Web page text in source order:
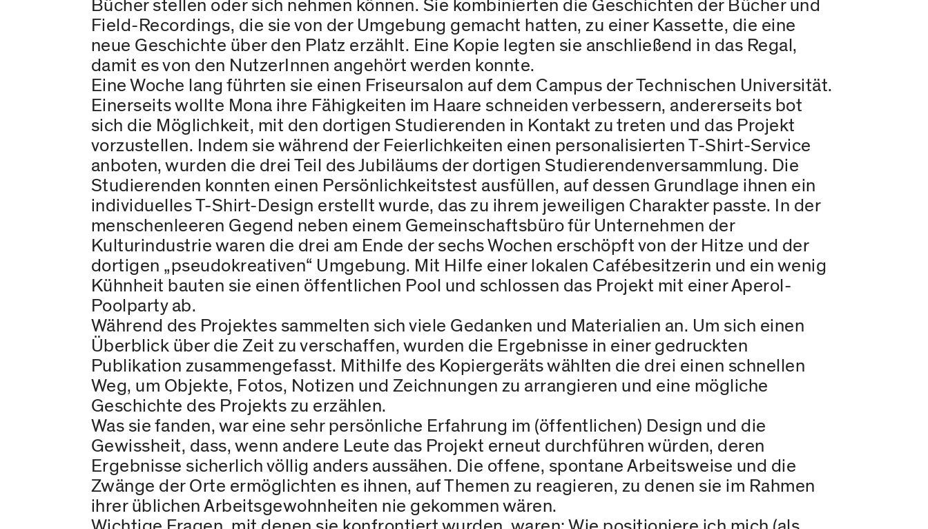
Bücher stellen oder sich nehmen können. Sie kombinierten die Geschichten der Bücher und
Field-Recordings, die sie von der Umgebung gemacht hatten, zu einer Kassette, die eine
neue Geschichte über den Platz erzählt. Eine Kopie legten sie anschließend in das Regal,
damit es von den NutzerInnen angehört werden konnte.
Eine Woche lang führten sie einen Friseursalon auf dem Campus der Technischen Universität.
Einerseits wollte Mona ihre Fähigkeiten im Haare schneiden verbessern, andererseits bot
sich die Möglichkeit, mit den dortigen Studierenden in Kontakt zu treten und das Projekt
vorzustellen. Indem sie während der Feierlichkeiten einen personalisierten T-Shirt-Service
anboten, wurden die drei Teil des Jubiläums der dortigen Studierendenversammlung. Die
Studierenden konnten einen Persönlichkeitstest ausfüllen, auf dessen Grundlage ihnen ein
individuelles T-Shirt-Design erstellt wurde, das zu ihrem jeweiligen Charakter passte. In der
menschenleeren Gegend neben einem Gemeinschaftsbüro für Unternehmen der
Kulturindustrie waren die drei am Ende der sechs Wochen erschöpft von der Hitze und der
dortigen „pseudokreativen“ Umgebung. Mit Hilfe einer lokalen Cafébesitzerin und ein wenig
Kühnheit bauten sie einen öffentlichen Pool und schlossen das Projekt mit einer Aperol-
Poolparty ab.
Während des Projektes sammelten sich viele Gedanken und Materialien an. Um sich einen
Überblick über die Zeit zu verschaffen, wurden die Ergebnisse in einer gedruckten
Publikation zusammengefasst. Mithilfe des Kopiergeräts wählten die drei einen schnellen
Weg, um Objekte, Fotos, Notizen und Zeichnungen zu arrangieren und eine mögliche
Geschichte des Projekts zu erzählen.
Was sie fanden, war eine sehr persönliche Erfahrung im (öffentlichen) Design und die
Gewissheit, dass, wenn andere Leute das Projekt erneut durchführen würden, deren
Ergebnisse sicherlich völlig anders aussähen. Die offene, spontane Arbeitsweise und die
Zwänge der Orte ermöglichten es ihnen, auf Themen zu reagieren, zu denen sie im Rahmen
ihrer üblichen Arbeitsgewohnheiten nie gekommen wären.